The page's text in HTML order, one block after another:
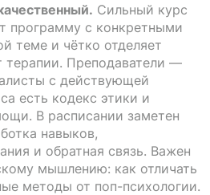
Сильный курс
программу с конкретными
теме и чётко отделяет
терапии. Преподаватели —
с действующей
есть кодекс этики и
В расписании заметен
навыков,
и обратная связь. Важен
мышлению: как отличать
методы от поп-психологии.